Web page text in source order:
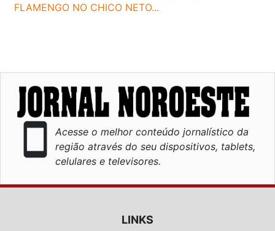
FLAMENGO NO CHICO NETO...
smartphone
Acesse o melhor conteúdo jornalístico da
região através do seu dispositivos, tablets,
celulares e televisores.
LINKS